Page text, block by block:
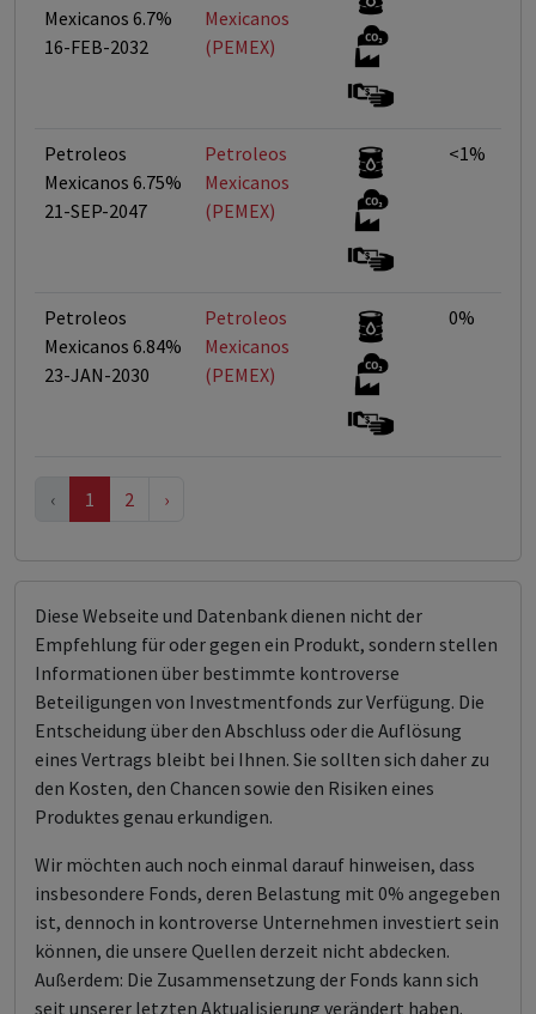
Mexicanos 6.7%
16-FEB-2032
Mexicanos
(PEMEX)
Petroleos
Mexicanos 6.75%
21-SEP-2047
Petroleos
Mexicanos
(PEMEX)
<1%
Petroleos
Mexicanos 6.84%
23-JAN-2030
Petroleos
Mexicanos
(PEMEX)
0%
‹ 1 2 ›
Diese Webseite und Datenbank dienen nicht der
Empfehlung für oder gegen ein Produkt, sondern stellen
Informationen über bestimmte kontroverse
Beteiligungen von Investmentfonds zur Verfügung. Die
Entscheidung über den Abschluss oder die Auflösung
eines Vertrags bleibt bei Ihnen. Sie sollten sich daher zu
den Kosten, den Chancen sowie den Risiken eines
Produktes genau erkundigen.
Wir möchten auch noch einmal darauf hinweisen, dass
insbesondere Fonds, deren Belastung mit 0% angegeben
ist, dennoch in kontroverse Unternehmen investiert sein
können, die unsere Quellen derzeit nicht abdecken.
Außerdem: Die Zusammensetzung der Fonds kann sich
seit unserer letzten Aktualisierung verändert haben.